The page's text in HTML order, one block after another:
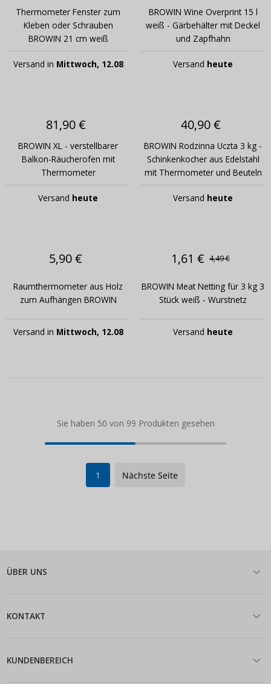
Thermometer Fenster zum
Kleben oder Schrauben
BROWIN 21 cm weiß
Versand in Mittwoch, 12.08
BROWIN Wine Overprint 15 l
weiß - Gärbehälter mit Deckel
und Zapfhahn
Versand heute
81,90 €
BROWIN XL - verstellbarer
Balkon-Räucherofen mit
Thermometer
Versand heute
40,90 €
BROWIN Rodzinna Uczta 3 kg -
Schinkenkocher aus Edelstahl
mit Thermometer und Beuteln
Versand heute
5,90 €
Raumthermometer aus Holz
zum Aufhängen BROWIN
Versand in Mittwoch, 12.08
1,61 € 4,49 €
BROWIN Meat Netting für 3 kg 3
Stück weiß - Wurstnetz
Versand heute
Sie haben 50 von 99 Produkten gesehen
1 Nächste Seite
ÜBER UNS
KONTAKT
KUNDENBEREICH